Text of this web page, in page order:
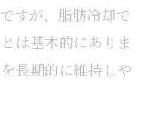
すが、脂肪冷却で
は基本的にありま
長期的に維持しや